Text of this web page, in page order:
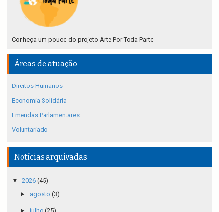
Conheça um pouco do projeto Arte Por Toda Parte
Áreas de atuação
Direitos Humanos
Economia Solidária
Emendas Parlamentares
Voluntariado
Notícias arquivadas
▼ 2026 (45)
► agosto (3)
► julho (25)